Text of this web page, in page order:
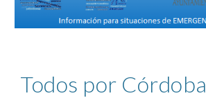
Todos por Córdoba